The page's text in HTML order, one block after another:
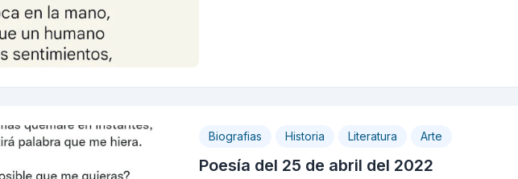
Biografias Historia Literatura Arte
Poesía del 25 de abril del 2022